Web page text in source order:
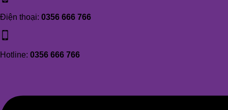
Điện thoại: 0356 666 766
Hotline: 0356 666 766